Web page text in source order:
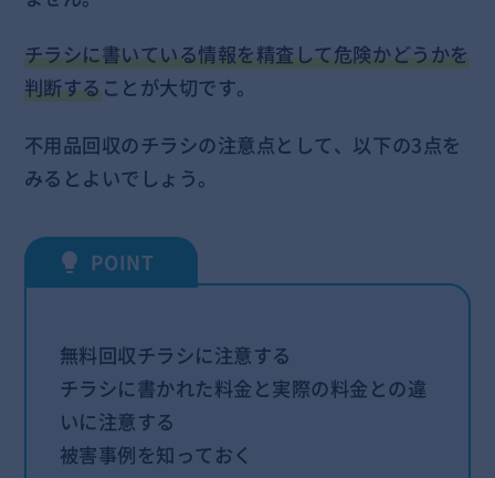
チラシに書いている情報を精査して危険かどうかを
判断することが大切です。
不用品回収のチラシの注意点として、以下の3点を
みるとよいでしょう。
無料回収チラシに注意する
チラシに書かれた料金と実際の料金との違
いに注意する
被害事例を知っておく